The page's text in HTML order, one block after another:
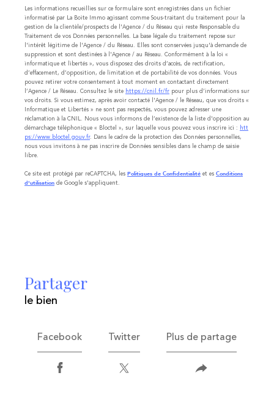
Les informations recueillies sur ce formulaire sont enregistrées dans un fichier
informatisé par La Boite Immo agissant comme Sous-traitant du traitement pour la
gestion de la clientèle/prospects de l'Agence / du Réseau qui reste Responsable du
Traitement de vos Données personnelles. La base légale du traitement repose sur
l'intérêt légitime de l'Agence / du Réseau. Elles sont conservées jusqu'à demande de
suppression et sont destinées à l'Agence / au Réseau. Conformément à la loi «
informatique et libertés », vous disposez des droits d’accès, de rectification,
d’effacement, d’opposition, de limitation et de portabilité de vos données. Vous
pouvez retirer votre consentement à tout moment en contactant directement
l’Agence / Le Réseau. Consultez le site https://cnil.fr/fr pour plus d’informations sur
vos droits. Si vous estimez, après avoir contacté l'Agence / le Réseau, que vos droits «
Informatique et Libertés » ne sont pas respectés, vous pouvez adresser une
réclamation à la CNIL. Nous vous informons de l’existence de la liste d'opposition au
démarchage téléphonique « Bloctel », sur laquelle vous pouvez vous inscrire ici : htt
ps://www.bloctel.gouv.fr. Dans le cadre de la protection des Données personnelles,
nous vous invitons à ne pas inscrire de Données sensibles dans le champ de saisie
libre.
Ce site est protégé par reCAPTCHA, les Politiques de Confidentialité et es Conditions
d'utilisation de Google s'appliquent.
partager
le bien
Facebook Twitter Plus de partage